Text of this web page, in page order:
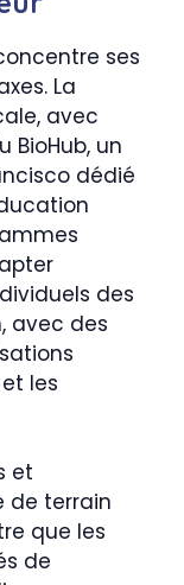
ses
La
avec
un
dédié
des
avec des
les
et
de terrain
que les
de